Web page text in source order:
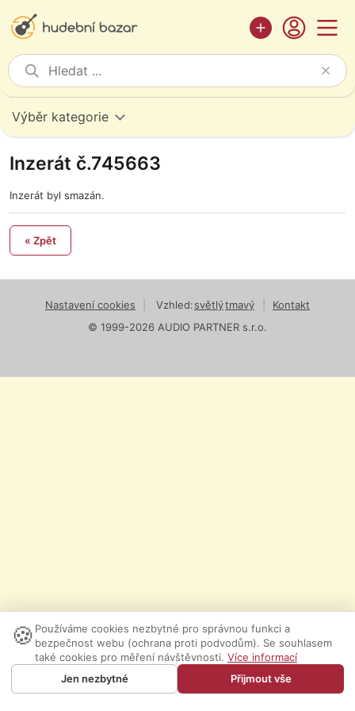
Výběr kategorie
Inzerát č.745663
Inzerát byl smazán.
« Zpět
Nastavení cookies Vzhled:světlýtmavý
Kontakt
© 1999-2026 AUDIO PARTNER s.r.o.
🍪 Používáme cookies nezbytné pro správnou funkci a
bezpečnost webu (ochrana proti podvodům). Se souhlasem
také cookies pro měření návštěvnosti. Více informací
Jen nezbytné
Přijmout vše